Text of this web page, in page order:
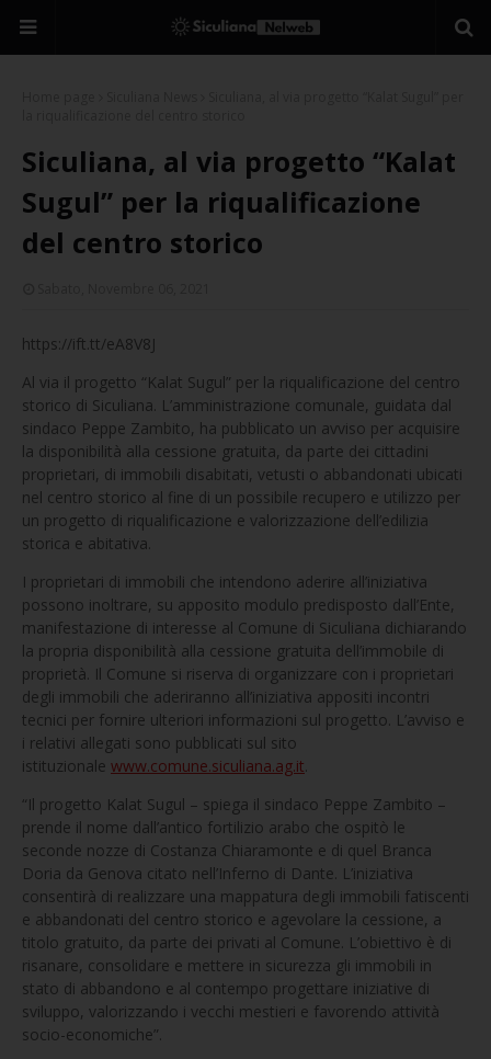
Siculiana, al via progetto “Kalat
Sugul” per la riqualificazione
del centro storico
https://ift.tt/eA8V8J
Al via il progetto “Kalat Sugul” per la riqualificazione del centro
storico di Siculiana. L’amministrazione comunale, guidata dal
sindaco Peppe Zambito, ha pubblicato un avviso per acquisire
la disponibilità alla cessione gratuita, da parte dei cittadini
proprietari, di immobili disabitati, vetusti o abbandonati ubicati
nel centro storico al fine di un possibile recupero e utilizzo per
un progetto di riqualificazione e valorizzazione dell’edilizia
storica e abitativa.
I proprietari di immobili che intendono aderire all’iniziativa
possono inoltrare, su apposito modulo predisposto dall’Ente,
manifestazione di interesse al Comune di Siculiana dichiarando
la propria disponibilità alla cessione gratuita dell’immobile di
proprietà. Il Comune si riserva di organizzare con i proprietari
degli immobili che aderiranno all’iniziativa appositi incontri
tecnici per fornire ulteriori informazioni sul progetto. L’avviso e
i relativi allegati sono pubblicati sul sito
istituzionale www.comune.siculiana.ag.it.
“Il progetto Kalat Sugul – spiega il sindaco Peppe Zambito –
prende il nome dall’antico fortilizio arabo che ospitò le
seconde nozze di Costanza Chiaramonte e di quel Branca
Doria da Genova citato nell’Inferno di Dante. L’iniziativa
consentirà di realizzare una mappatura degli immobili fatiscenti
e abbandonati del centro storico e agevolare la cessione, a
titolo gratuito, da parte dei privati al Comune. L’obiettivo è di
risanare, consolidare e mettere in sicurezza gli immobili in
stato di abbandono e al contempo progettare iniziative di
sviluppo, valorizzando i vecchi mestieri e favorendo attività
socio-economiche”.